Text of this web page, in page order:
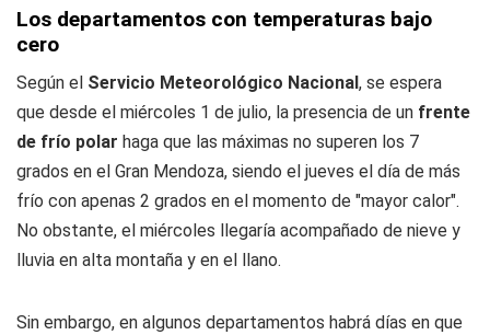
Los departamentos con temperaturas bajo
cero
Según el Servicio Meteorológico Nacional, se espera
que desde el miércoles 1 de julio, la presencia de un frente
de frío polar haga que las máximas no superen los 7
grados en el Gran Mendoza, siendo el jueves el día de más
frío con apenas 2 grados en el momento de "mayor calor".
No obstante, el miércoles llegaría acompañado de nieve y
lluvia en alta montaña y en el llano.
Sin embargo, en algunos departamentos habrá días en que